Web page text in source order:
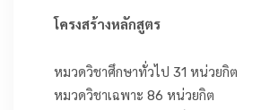
โครงสร้างหลักสูตร
หมวดวิชาศึกษาทั่วไป 31 หน่วยกิต
หมวดวิชาเฉพาะ 86 หน่วยกิต